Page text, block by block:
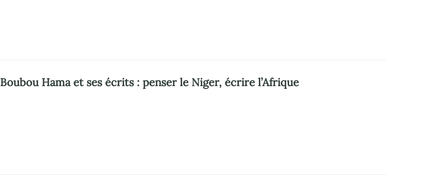
Boubou Hama et ses écrits : penser le Niger, écrire l’Afrique